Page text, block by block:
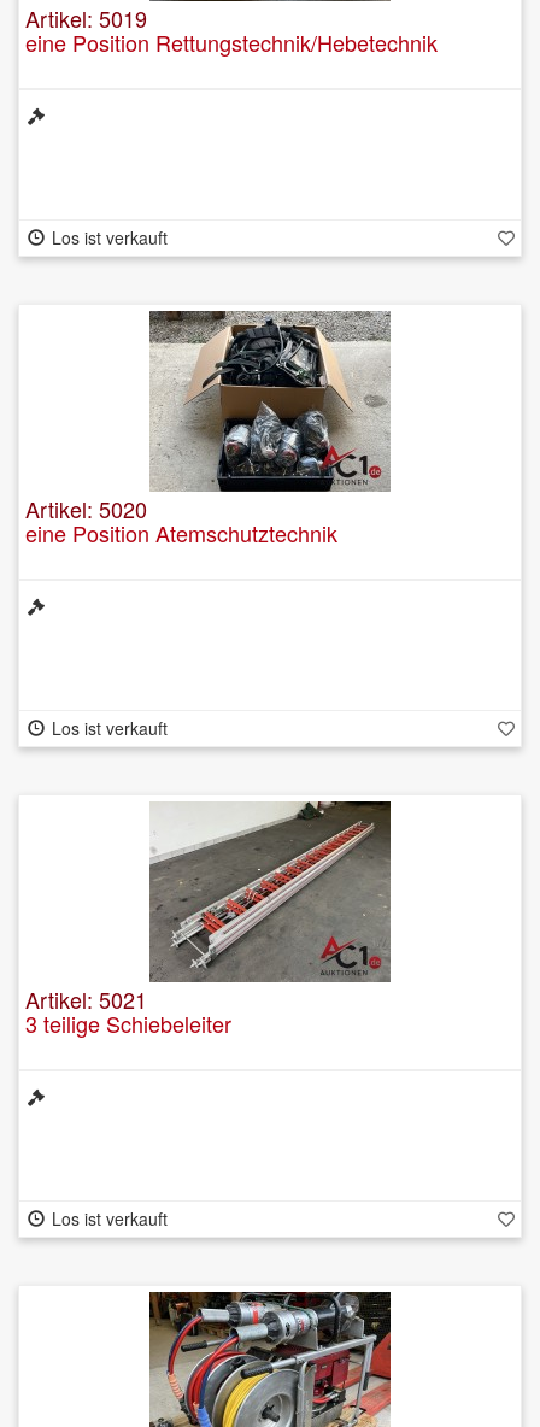
Artikel: 5019
eine Position Rettungstechnik/Hebetechnik
Los ist verkauft
Artikel: 5020
eine Position Atemschutztechnik
Los ist verkauft
Artikel: 5021
3 teilige Schiebeleiter
Los ist verkauft